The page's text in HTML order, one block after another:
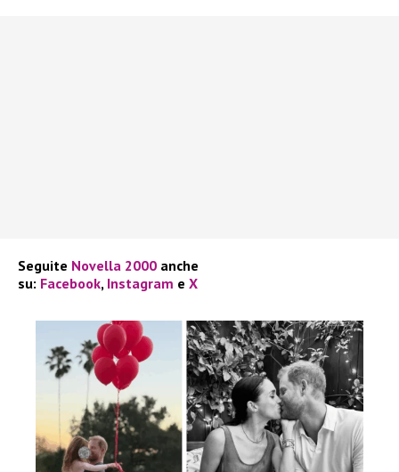
Seguite Novella 2000 anche
su: Facebook, Instagram e X